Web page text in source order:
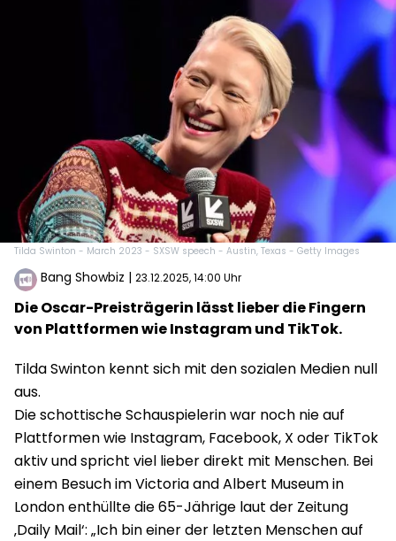
Tilda Swinton - March 2023 - SXSW speech - Austin, Texas - Getty Images
Bang Showbiz | 23.12.2025, 14:00 Uhr
Die Oscar-Preisträgerin lässt lieber die Fingern
von Plattformen wie Instagram und TikTok.
Tilda Swinton kennt sich mit den sozialen Medien null
aus.
Die schottische Schauspielerin war noch nie auf
Plattformen wie Instagram, Facebook, X oder TikTok
aktiv und spricht viel lieber direkt mit Menschen. Bei
einem Besuch im Victoria and Albert Museum in
London enthüllte die 65-Jährige laut der Zeitung
‚Daily Mail‘: „Ich bin einer der letzten Menschen auf